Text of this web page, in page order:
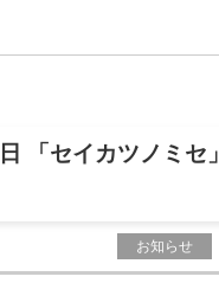
「セイカツノミセ
お知らせ